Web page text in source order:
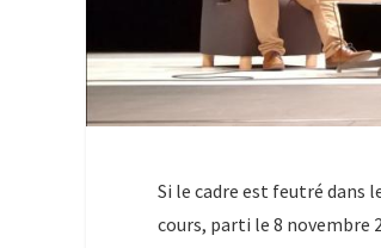
Si le cadre est feutré dans
cours, parti le 8 novembre